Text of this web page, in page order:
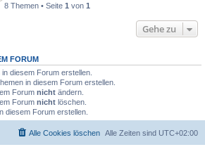
8 Themen • Seite 1 von 1
Gehe zu
FORUM
diesem Forum erstellen.
in diesem Forum erstellen.
Forum nicht ändern.
Forum nicht löschen.
diesem Forum erstellen.
Alle Zeiten sind UTC+02:00
Alle Cookies löschen